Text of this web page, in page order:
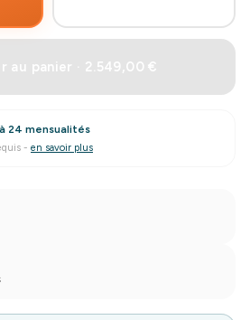
au panier · 2.549,00 €
24 mensualités
- en savoir plus